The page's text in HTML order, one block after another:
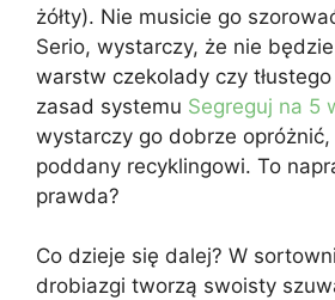
żółty). Nie musicie go
Serio, wystarczy, że nie
warstw czekolady czy tłustego
zasad systemu Segreguj na 5
wystarczy go dobrze opróżnić,
poddany recyklingowi. To
prawda?
Co dzieje się dalej? W
drobiazgi tworzą swoisty